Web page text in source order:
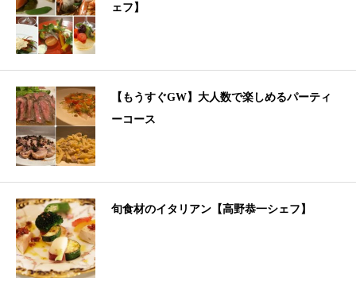
ェフ】
【もうすぐGW】大人数で楽しめるパーティ
ーコース
旬食材のイタリアン【高野恭一シェフ】